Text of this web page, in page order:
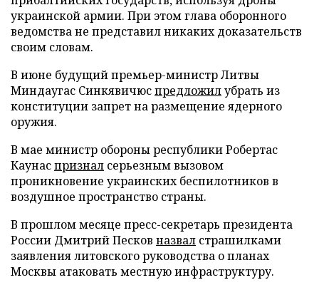
украинской армии. При этом глава оборонного
ведомства не представил никаких доказательств
своим словам.
В июне будущий премьер-министр Литвы
Миндаугас Синкявичюспредложилубрать из
конституции запрет на размещение ядерного
оружия.
В мае министр обороны республики Робертас
Каунаспризнал серьезным вызовом
проникновение украинских беспилотников в
воздушное пространство страны.
В прошлом месяце пресс-секретарь президента
России Дмитрий Песков назвал страшилками
заявления литовского руководства о планах
Москвы атаковать местную инфраструктуру.